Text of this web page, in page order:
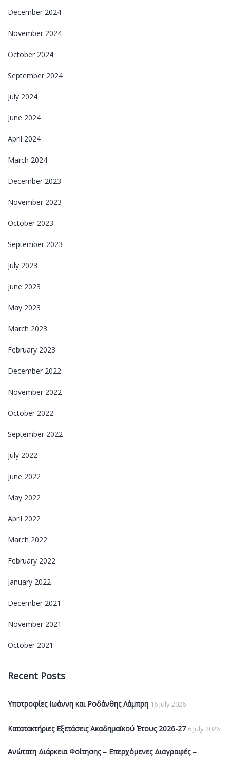
December 2024
November 2024
October 2024
September 2024
July 2024
June 2024
April 2024
March 2024
December 2023
November 2023
October 2023
September 2023
July 2023
June 2023
May 2023
March 2023
February 2023
December 2022
November 2022
October 2022
September 2022
July 2022
June 2022
May 2022
April 2022
March 2022
February 2022
January 2022
December 2021
November 2021
October 2021
Recent Posts
Υποτροφίες Ιωάννη και Ροδάνθης Λάμπρη 16 July 2026
Κατατακτήριες Εξετάσεις Ακαδημαϊκού Έτους 2026-27 6 July 2026
Ανώτατη Διάρκεια Φοίτησης – Επερχόμενες Διαγραφές –